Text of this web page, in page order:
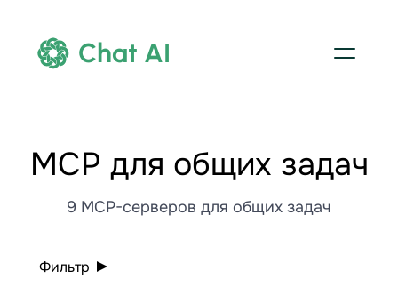
Chat AI
МСР для общих задач
9 MCP-серверов для общих задач
Фильтр